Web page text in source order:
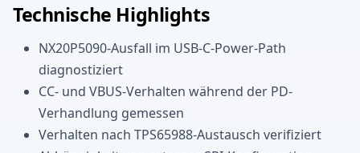
Technische Highlights
NX20P5090-Ausfall im USB-C-Power-Path
diagnostiziert
CC- und VBUS-Verhalten während der PD-
Verhandlung gemessen
Verhalten nach TPS65988-Austausch verifiziert